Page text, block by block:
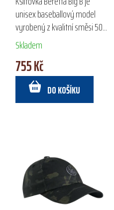
unisex baseballový model
vyrobený z kvalitní směsi 50
% bavlny a 50 % polyesteru. Je
vybavena nastavitelným
popruhem pro optimální fit a
vnitřní...
Skladem
755 Kč
DO KOŠÍKU